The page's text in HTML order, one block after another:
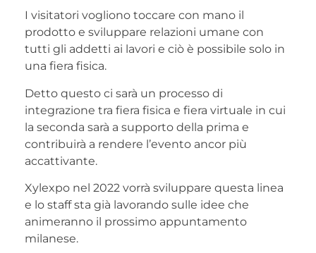
I visitatori vogliono toccare con mano il
prodotto e sviluppare relazioni umane con
tutti gli addetti ai lavori e ciò è possibile solo in
una fiera fisica.
Detto questo ci sarà un processo di
integrazione tra fiera fisica e fiera virtuale in cui
la seconda sarà a supporto della prima e
contribuirà a rendere l’evento ancor più
accattivante.
Xylexpo nel 2022 vorrà sviluppare questa linea
e lo staff sta già lavorando sulle idee che
animeranno il prossimo appuntamento
milanese.